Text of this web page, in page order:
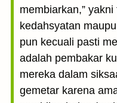
membiarkan,”
kedahsyatan
pun kecuali pasti
adalah pembakar
mereka dalam
gemetar karena